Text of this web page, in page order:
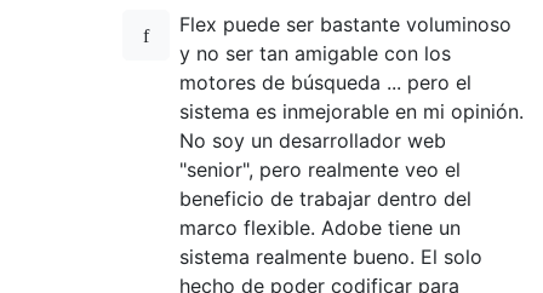
Flex puede ser bastante voluminoso
y no ser tan amigable con los
motores de búsqueda ... pero el
sistema es inmejorable en mi opinión.
No soy un desarrollador web
"senior", pero realmente veo el
beneficio de trabajar dentro del
marco flexible. Adobe tiene un
sistema realmente bueno. El solo
hecho de poder codificar para